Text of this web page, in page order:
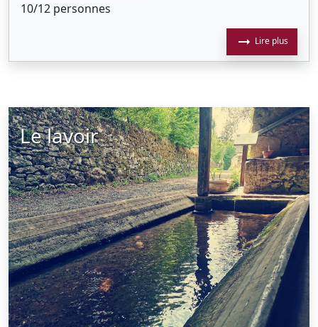
10/12 personnes
arrow_right_alt Lire plus
Le lavoir